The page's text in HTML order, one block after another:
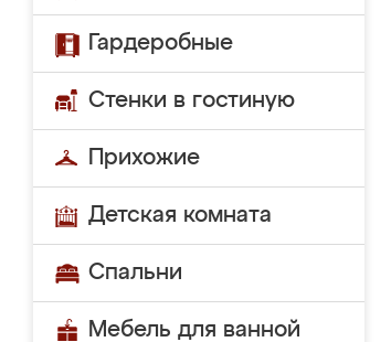
Гардеробные
Стенки в гостиную
Прихожие
Детская комната
Спальни
Мебель для ванной